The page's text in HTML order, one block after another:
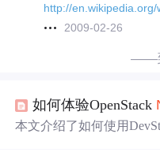
http://
2009-02-26
——
如何体验OpenStack
本文介绍了如何使用